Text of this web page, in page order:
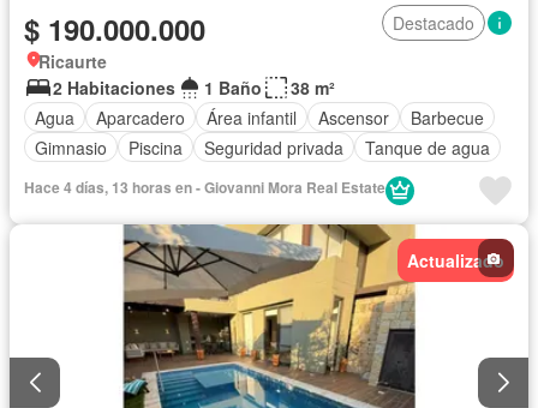
$ 190.000.000
Destacado
Ricaurte
2 Habitaciones
1 Baño
38 m²
Agua
Aparcadero Área infantil Ascensor
Barbecue
Gimnasio
Piscina Seguridad privada Tanque de agua
Hace 4 días, 13 horas en - Giovanni Mora Real Estate
Actualizado